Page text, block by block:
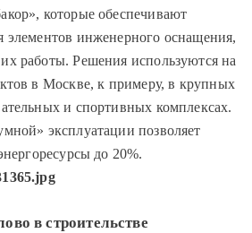
которые обеспечивают
элементов инженерного оснащения,
работы. Решения используются на
в Москве, к примеру, в крупных
и спортивных комплексах.
эксплуатации позволяет
до 20%.
в строительстве